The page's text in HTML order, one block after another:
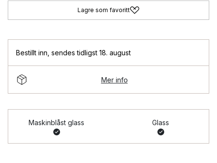
Lagre som favoritt
Bestillt inn sendes tidligst 18. august
Mer info
Maskinblåst glass Glass